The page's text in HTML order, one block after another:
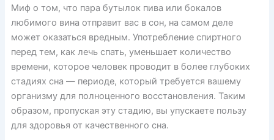
Миф о том, что пара бутылок пива или бокалов
любимого вина отправит вас в сон, на самом деле
может оказаться вредным. Употребление спиртного
перед тем, как лечь спать, уменьшает количество
времени, которое человек проводит в более глубоких
стадиях сна — периоде, который требуется вашему
организму для полноценного восстановления. Таким
образом, пропуская эту стадию, вы упускаете пользу
для здоровья от качественного сна.